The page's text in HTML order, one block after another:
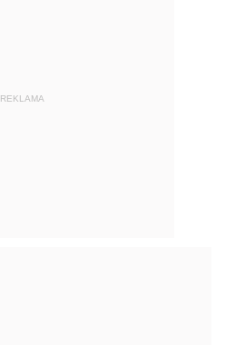
REKLAMA